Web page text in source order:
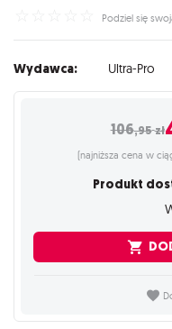
Podziel się
Wydawca: Ultra-Pro
106,95zł
(najniższa cena w
Produkt